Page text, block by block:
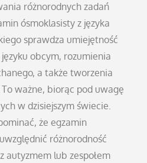
różnorodnych zadań
ósmoklasisty z języka
sprawdza umiejętność
obcym, rozumienia
a także tworzenia
ważne, biorąc pod uwagę
w dzisiejszym świecie.
że egzamin
różnorodność
autyzmem lub zespołem